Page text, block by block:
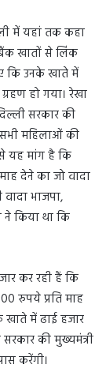
में यहां तक कहा
खातों से लिंक
कि उनके खाते में
हो गया। रेखा
सरकार की
महिलाओं की
यह मांग है कि
देने का जो वादा
भाजपा,
ने किया था कि
कर रही हैं कि
रुपये प्रति माह
में ढाई हजार
की मुख्यमंत्री
करेंगी।